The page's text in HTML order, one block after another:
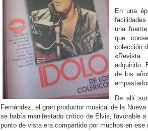
En una
una
que
colección
adquirido.
de los
De allí
Fernández, el gran productor musical de la
se había manifestado crítico de Elvis, favorable
punto de vista era compartido por muchos en ese